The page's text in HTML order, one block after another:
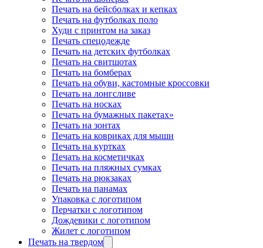
Печать на бейсболках и кепках
Печать на футболках поло
Худи с принтом на заказ
Печать спецодежде
Печать на детских футболках
Печать на свитшотах
Печать на бомберах
Печать на обуви, кастомные кроссовки
Печать на лонгсливе
Печать на носках
Печать на бумажных пакетах»
Печать на зонтах
Печать на ковриках для мыши
Печать на куртках
Печать на косметичках
Печать на пляжных сумках
Печать на рюкзаках
Печать на панамах
Упаковка с логотипом
Перчатки с логотипом
Дождевики с логотипом
Жилет с логотипом
Печать на твердом